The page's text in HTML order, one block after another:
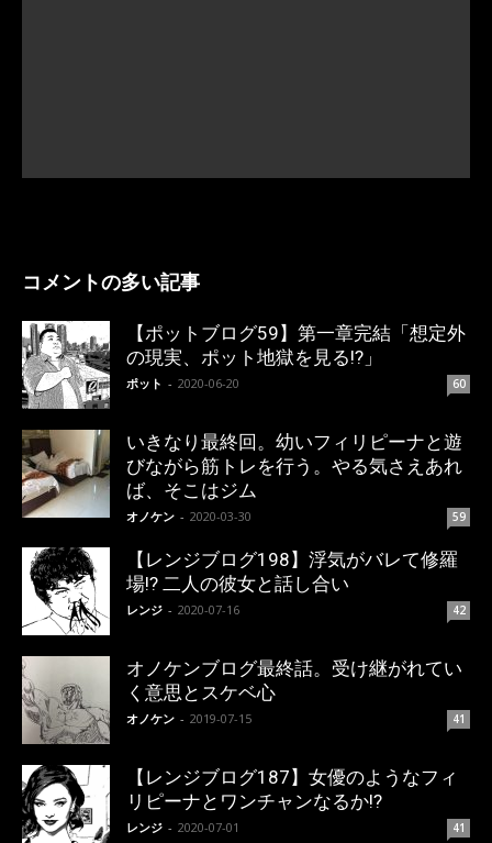
コメントの多い記事
【ポットブログ59】第一章完結「想定外
の現実、ポット地獄を見る!?」
ポット - 2020-06-20 60
いきなり最終回。幼いフィリピーナと遊
びながら筋トレを行う。やる気さえあれ
ば、そこはジム
オノケン - 2020-03-30 59
【レンジブログ198】浮気がバレて修羅
場!? 二人の彼女と話し合い
レンジ - 2020-07-16 42
オノケンブログ最終話。受け継がれてい
く意思とスケベ心
オノケン - 2019-07-15 41
【レンジブログ187】女優のようなフィ
リピーナとワンチャンなるか!?
レンジ - 2020-07-01 41